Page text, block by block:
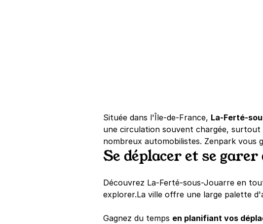
Située dans l'Île-de-France, La-Ferté-
une circulation souvent chargée,
nombreux automobilistes. Zenpark vous
Se déplacer et se
Découvrez La-Ferté-sous-Jouarre en
explorer.La ville offre une large palette
Gagnez du temps en planifiant vos